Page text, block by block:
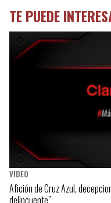
TE PUEDE
VIDEO
Afición de Cruz Azul,